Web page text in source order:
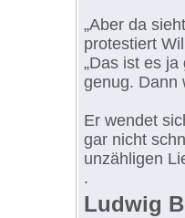
„Aber da
protestiert
„Das ist es
genug. Dann
Er wendet
gar nicht
unzähligen
.
Ludwig